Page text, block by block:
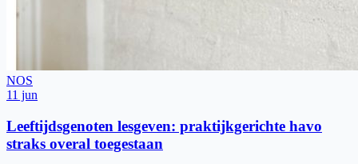
NOS
11 jun
Leeftijdsgenoten lesgeven: praktijkgerichte havo
straks overal toegestaan